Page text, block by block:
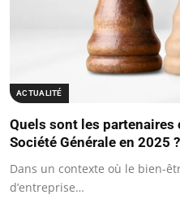
ACTUALITÉ
Quels sont les
Société Générale en 2025 ?
Dans un contexte où le bien-
d’entreprise…